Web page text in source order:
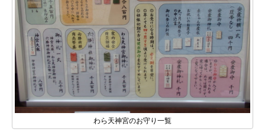
わら天神宮のお守り一覧